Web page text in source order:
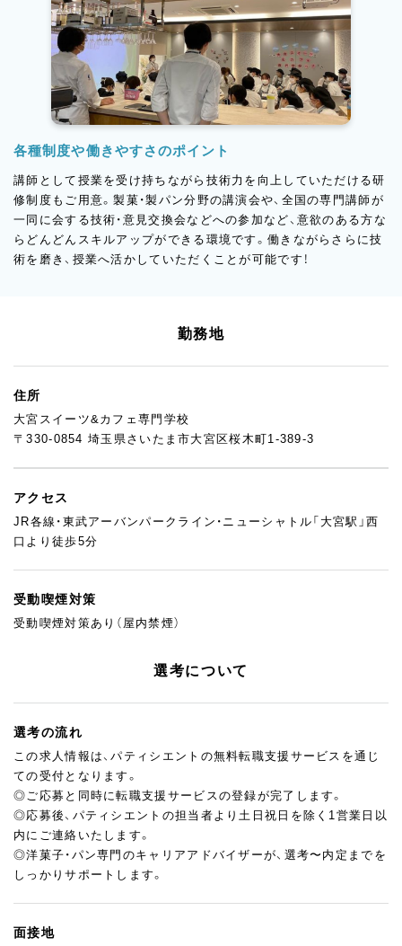
各種制度や働きやすさのポイント
講師として授業を受け持ちながら技術力を向上していただける研
修制度もご用意。製菓・製パン分野の講演会や、全国の専門講師が
一同に会する技術・意見交換会などへの参加など、意欲のある方な
らどんどんスキルアップができる環境です。働きながらさらに技
術を磨き、授業へ活かしていただくことが可能です！
勤務地
住所
大宮スイーツ&カフェ専門学校
〒330-0854 埼玉県さいたま市大宮区桜木町1-389-3
アクセス
JR各線・東武アーバンパークライン・ニューシャトル「大宮駅」西
口より徒歩5分
受動喫煙対策
受動喫煙対策あり（屋内禁煙）
選考について
選考の流れ
この求人情報は、パティシエントの無料転職支援サービスを通じ
ての受付となります。
◎ご応募と同時に転職支援サービスの登録が完了します。
◎応募後、パティシエントの担当者より土日祝日を除く1営業日以
内にご連絡いたします。
◎洋菓子・パン専門のキャリアアドバイザーが、選考〜内定までを
しっかりサポートします。
面接地